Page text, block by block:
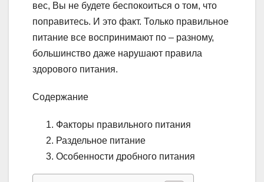
вес, Вы не будете беспокоиться о том, что
поправитесь. И это факт. Только правильное
питание все воспринимают по – разному,
большинство даже нарушают правила
здорового питания.
Содержание
Факторы правильного питания
Раздельное питание
Особенности дробного питания